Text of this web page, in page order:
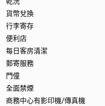
貨幣兌換
行李寄存
便利店
每日客房清潔
郵寄服務
門僮
全面禁煙
商務中心有影印機/傳真機